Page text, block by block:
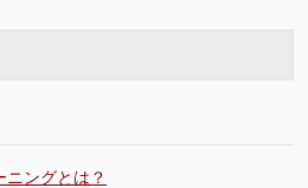
ングとは？